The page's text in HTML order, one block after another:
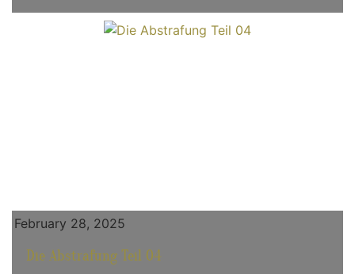
February 28, 2025
Die Abstrafung Teil 04